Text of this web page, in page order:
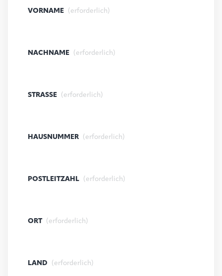
VORNAME (erforderlich)
NACHNAME (erforderlich)
STRASSE (erforderlich)
HAUSNUMMER (erforderlich)
POSTLEITZAHL (erforderlich)
ORT (erforderlich)
LAND (erforderlich)